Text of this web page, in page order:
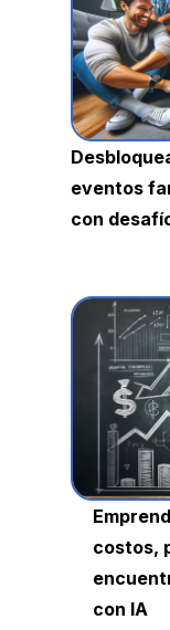
eventos
con
costos,
con IA